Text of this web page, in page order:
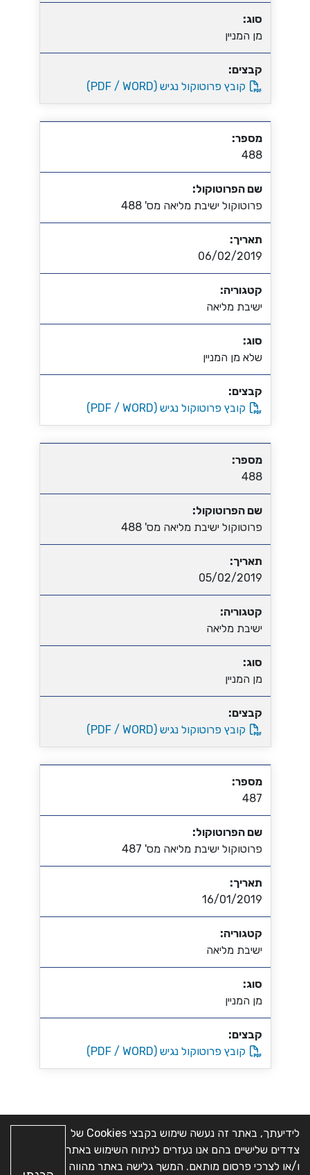
סוג:
מן המניין
קבצים:
קובץ פרוטוקול נגיש (PDF / WORD)
מספר:
488
שם הפרוטוקול:
פרוטוקול ישיבת מליאה מס' 488
תאריך:
06/02/2019
קטגוריה:
ישיבת מליאה
סוג:
שלא מן המניין
קבצים:
קובץ פרוטוקול נגיש (PDF / WORD)
מספר:
488
שם הפרוטוקול:
פרוטוקול ישיבת מליאה מס' 488
תאריך:
05/02/2019
קטגוריה:
ישיבת מליאה
סוג:
מן המניין
קבצים:
קובץ פרוטוקול נגיש (PDF / WORD)
מספר:
487
שם הפרוטוקול:
פרוטוקול ישיבת מליאה מס' 487
תאריך:
16/01/2019
קטגוריה:
ישיבת מליאה
סוג:
מן המניין
קבצים:
קובץ פרוטוקול נגיש (PDF / WORD)
מפת האתר | הצהרת כל הזכויות שמורות © מועצה
לידיעתך, באתר זה נעשה שימוש בקבצי Cookies של
צדדים שלישיים בהם אנו נעזרים לניתוח השימוש באתר
ו/או לצרכי פרסום מותאם. המשך גלישה באתר מהווה